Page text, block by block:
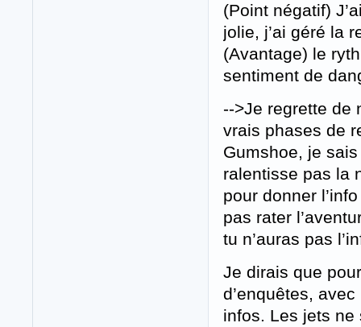
(Point négatif)
jolie, j’ai géré la
(Avantage) le
sentiment de
-->Je regrette de
vrais phases de
Gumshoe, je
ralentisse pas la
pour donner
pas rater
tu n’auras pas
Je dirais que
d’enquêtes,
infos. Les jets ne